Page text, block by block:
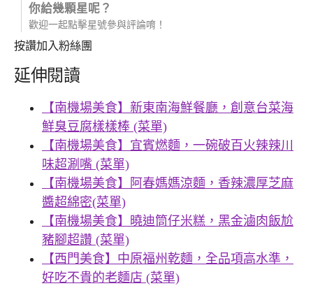
你給幾顆星呢？
歡迎一起點擊星號參與評論唷！
按讚加入粉絲團
延伸閱讀
【南機場美食】新東南海鮮餐廳，創意台菜海
鮮臭豆腐樣樣棒 (菜單)
【南機場美食】宜賓燃麵，一碗破百火辣辣川
味超涮嘴 (菜單)
【南機場美食】阿春媽媽涼麵，香辣濃厚芝麻
醬超綿密(菜單)
【南機場美食】曉迪筒仔米糕，黑金滷肉飯尬
豬腳超讚 (菜單)
【西門美食】中原福州乾麵，全品項高水準，
好吃不貴的老麵店 (菜單)